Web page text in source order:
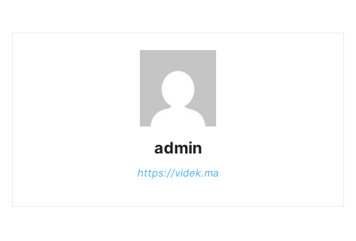
admin
https://videk.ma